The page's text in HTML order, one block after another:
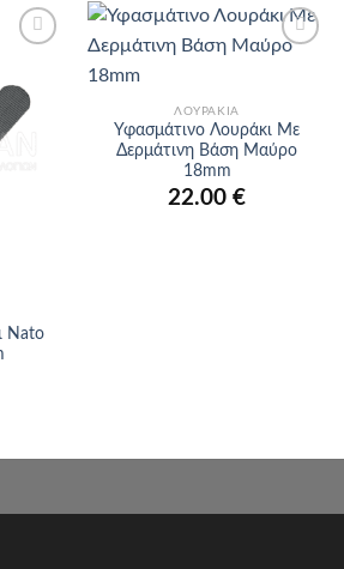
Nato
ΛΟΥΡΆΚΙΑ
Υφασμάτινο Λουράκι Με
Δερμάτινη Βάση Μαύρο
18mm
22.00 €